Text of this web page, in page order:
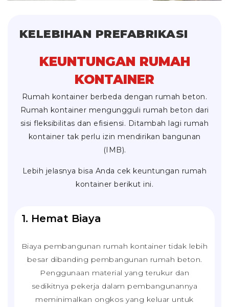
KELEBIHAN PREFABRIKASI
KEUNTUNGAN RUMAH
KONTAINER
Rumah kontainer berbeda dengan rumah beton.
Rumah kontainer mengungguli rumah beton dari
sisi fleksibilitas dan efisiensi. Ditambah lagi rumah
kontainer tak perlu izin mendirikan bangunan
(IMB).
Lebih jelasnya bisa Anda cek keuntungan rumah
kontainer berikut ini.
1. Hemat Biaya
Biaya pembangunan rumah kontainer tidak lebih
besar dibanding pembangunan rumah beton.
Penggunaan material yang terukur dan
sedikitnya pekerja dalam pembangunannya
meminimalkan ongkos yang keluar untuk